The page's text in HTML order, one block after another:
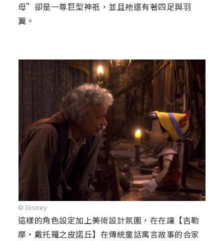
母”卻是一尊巨型神祇，並且祂還有著四足與羽
翼。
© Disney
這樣的角色設定加上美術設計氛圍，在在讓【吉勒
摩・戴托羅之皮諾丘】在傳統童話寓言故事的合家